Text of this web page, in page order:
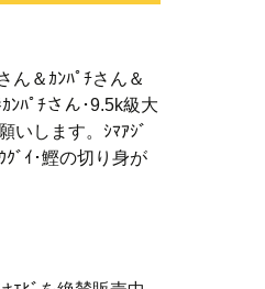
ん＆ｶﾝﾊﾟﾁさん＆
ﾝﾊﾟﾁさん･9.5k級大
いします。ｼﾏｱｼﾞ
ｸﾞｲ･鰹の切り身が